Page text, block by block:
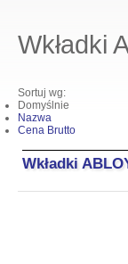
Wkładki
Sortuj wg:
Domyślnie
Nazwa
Cena Brutto
Wkładki